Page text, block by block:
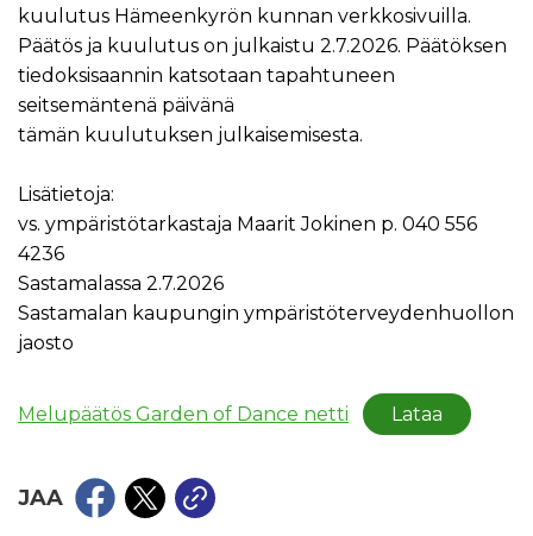
kuulutus Hämeenkyrön kunnan verkkosivuilla.
Päätös ja kuulutus on julkaistu 2.7.2026. Päätöksen
tiedoksisaannin katsotaan tapahtuneen
seitsemäntenä päivänä
tämän kuulutuksen julkaisemisesta.
Lisätietoja:
vs. ympäristötarkastaja Maarit Jokinen p. 040 556
4236
Sastamalassa 2.7.2026
Sastamalan kaupungin ympäristöterveydenhuollon
jaosto
Melupäätös Garden of Dance netti Lataa
JAA